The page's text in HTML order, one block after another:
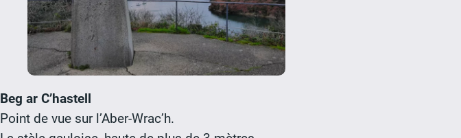
Beg ar C’hastell
Point de vue sur l’Aber-Wrac’h.